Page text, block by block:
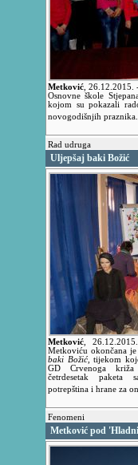
Metković 26.12.2015.
Osnovne škole
kojom su pokazali
novogodišnjih
Rad udruga
Uljepšaj baki Božić
Metković ,
Metkoviću okončana
baki Božić, tijekom
GD Crvenoga
četrdesetak paketa
potrepština i hrane za
Fenomeni
Metković pod